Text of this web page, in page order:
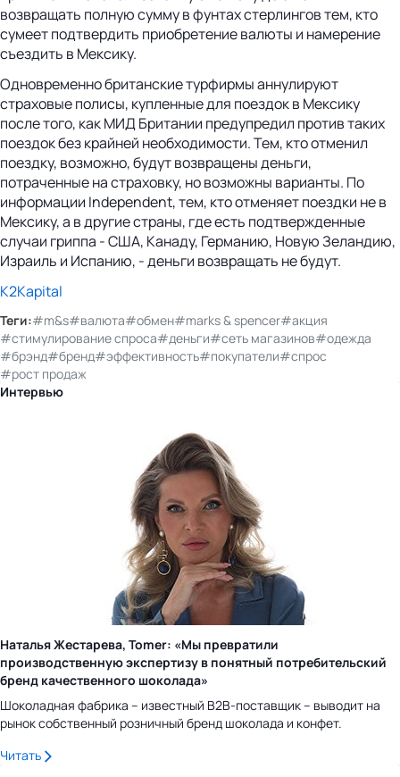
возвращать полную сумму в фунтах стерлингов тем, кто
сумеет подтвердить приобретение валюты и намерение
съездить в Мексику.
Одновременно британские турфирмы аннулируют
страховые полисы, купленные для поездок в Мексику
после того, как МИД Британии предупредил против таких
поездок без крайней необходимости. Тем, кто отменил
поездку, возможно, будут возвращены деньги,
потраченные на страховку, но возможны варианты. По
информации Independent, тем, кто отменяет поездки не в
Мексику, а в другие страны, где есть подтвержденные
случаи гриппа - США, Канаду, Германию, Новую Зеландию,
Израиль и Испанию, - деньги возвращать не будут.
K2Kapital
Теги:#m&s#валюта#обмен#marks & spencer#акция
#стимулирование спроса#деньги#сеть магазинов#одежда
#брэнд#бренд#эффективность#покупатели#спрос
#рост продаж
Интервью
Наталья Жестарева, Tomer: «Мы превратили
производственную экспертизу в понятный потребительский
бренд качественного шоколада»
Шоколадная фабрика – известный B2B-поставщик – выводит на
рынок собственный розничный бренд шоколада и конфет.
Читать